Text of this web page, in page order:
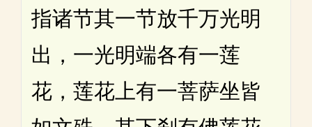
指诸节其一节放千万光明
出，一光明端各有一莲
花，莲花上有一菩萨坐皆